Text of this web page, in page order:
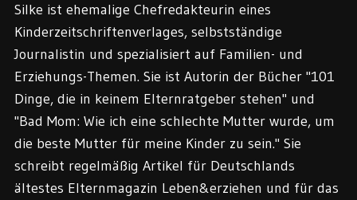
Silke ist ehemalige Chefredakteurin eines
Kinderzeitschriftenverlages, selbstständige
Journalistin und spezialisiert auf Familien- und
Erziehungs-Themen. Sie ist Autorin der Bücher "101
Dinge, die in keinem Elternratgeber stehen" und
"Bad Mom: Wie ich eine schlechte Mutter wurde, um
die beste Mutter für meine Kinder zu sein." Sie
schreibt regelmäßig Artikel für Deutschlands
ältestes Elternmagazin Leben&erziehen und für das